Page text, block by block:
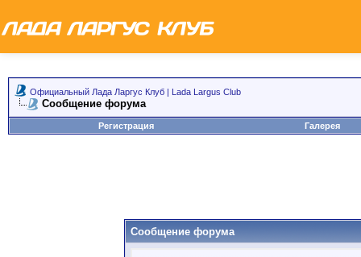
Официальный Лада Ларгус Клуб | Lada Largus Club
Сообщение форума
Регистрация Галерея
Сообщение форума